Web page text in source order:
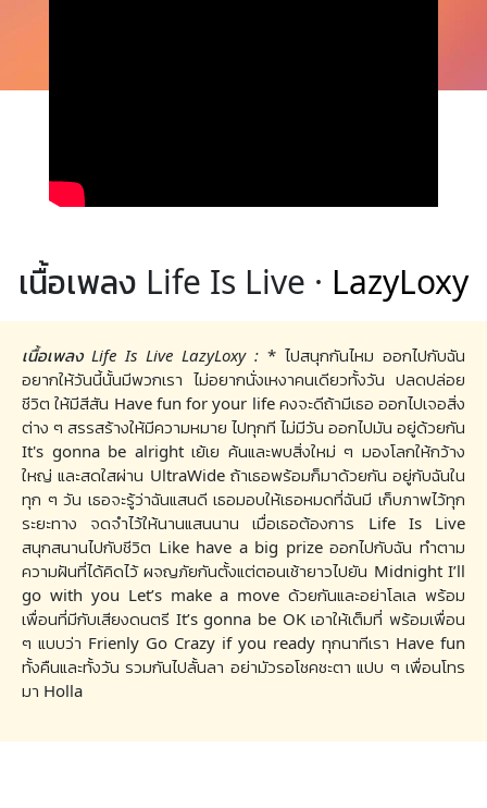
เนื้อเพลง Life Is Live · LazyLoxy
เนื้อเพลง Life Is Live LazyLoxy : * ไปสนุกกันไหม ออกไปกับฉัน
อยากให้วันนี้นั้นมีพวกเรา ไม่อยากนั่งเหงาคนเดียวทั้งวัน ปลดปล่อย
ชีวิต ให้มีสีสัน Have fun for your life คงจะดีถ้ามีเธอ ออกไปเจอสิ่ง
ต่าง ๆ สรรสร้างให้มีความหมาย ไปทุกที ไม่มีวัน ออกไปมัน อยู่ด้วยกัน
It's gonna be alright เย้เย ค้นและพบสิ่งใหม่ ๆ มองโลกให้กว้าง
ใหญ่ และสดใสผ่าน UltraWide ถ้าเธอพร้อมก็มาด้วยกัน อยู่กับฉันใน
ทุก ๆ วัน เธอจะรู้ว่าฉันแสนดี เธอมอบให้เธอหมดที่ฉันมี เก็บภาพไว้ทุก
ระยะทาง จดจำไว้ให้นานแสนนาน เมื่อเธอต้องการ Life Is Live
สนุกสนานไปกับชีวิต Like have a big prize ออกไปกับฉัน ทำตาม
ความฝันที่ได้คิดไว้ ผจญภัยกันตั้งแต่ตอนเช้ายาวไปยัน Midnight I’ll
go with you Let’s make a move ด้วยกันและอย่าโลเล พร้อม
เพื่อนที่มีกับเสียงดนตรี It’s gonna be OK เอาให้เต็มที่ พร้อมเพื่อน
ๆ แบบว่า Frienly Go Crazy if you ready ทุกนาทีเรา Have fun
ทั้งคืนและทั้งวัน รวมกันไปลั้นลา อย่ามัวรอโชคชะตา แปบ ๆ เพื่อนโทร
มา Holla